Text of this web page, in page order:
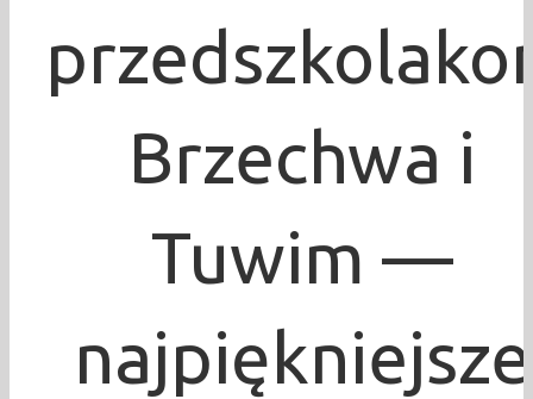
Brzechwa i
Tuwim —
najpiękniejsze